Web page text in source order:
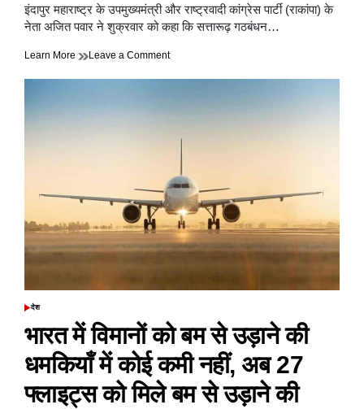
read
time
इंदापुर महाराष्ट्र के उपमुख्यमंत्री और राष्ट्रवादी कांग्रेस पार्टी (राकांपा) के
नेता अजित पवार ने शुक्रवार को कहा कि सत्तारूढ़ गठबंधन…
Learn More Leave a Commenton
राज्य
की
288
विधानसभा
सीटों
में
सीट
बातचीत
हो
रही
POSTED
देश
भारत में विमानों को बम से उड़ाने की
धमकियाँ में कोई कमी नहीं, अब 27
फ्लाइट्स को मिले बम से उड़ाने की